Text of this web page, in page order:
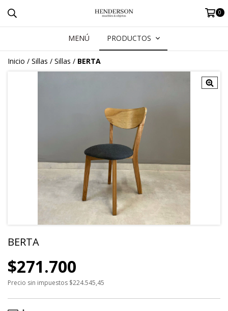
0
MENÚ PRODUCTOS
Inicio / Sillas / Sillas / BERTA
BERTA
$271.700
Precio sin impuestos $224.545,45